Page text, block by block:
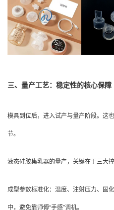
三、量产工艺：稳定性的核心保障
模具到位后，进入试产与量产阶段。这
节。
液态硅胶集乳器的量产，关键在于三大控
成型参数标准化：温度、注射压力、固
中，避免靠师傅“手感”调机。